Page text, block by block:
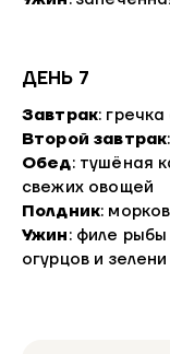
ДЕНЬ 7
Завтрак:
Второй завтрак
Обед: тушёная
свежих овощей
Полдник:
Ужин: филе рыбы
огурцов и зелени